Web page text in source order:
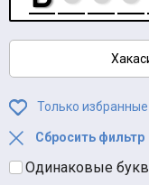
Только
Сбросить фильтр
Одинаковые